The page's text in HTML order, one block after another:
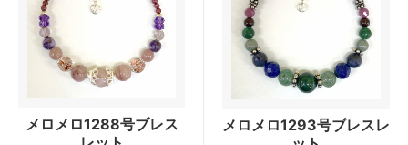
メロメロ1288号ブレス
メロメロ1293号ブレスレ